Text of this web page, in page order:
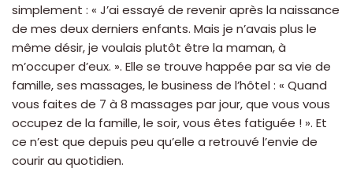
simplement : « J’ai essayé de revenir après la naissance
de mes deux derniers enfants. Mais je n’avais plus le
même désir, je voulais plutôt être la maman, à
m’occuper d’eux. ». Elle se trouve happée par sa vie de
famille, ses massages, le business de l’hôtel : « Quand
vous faites de 7 à 8 massages par jour, que vous vous
occupez de la famille, le soir, vous êtes fatiguée ! ». Et
ce n’est que depuis peu qu’elle a retrouvé l’envie de
courir au quotidien.